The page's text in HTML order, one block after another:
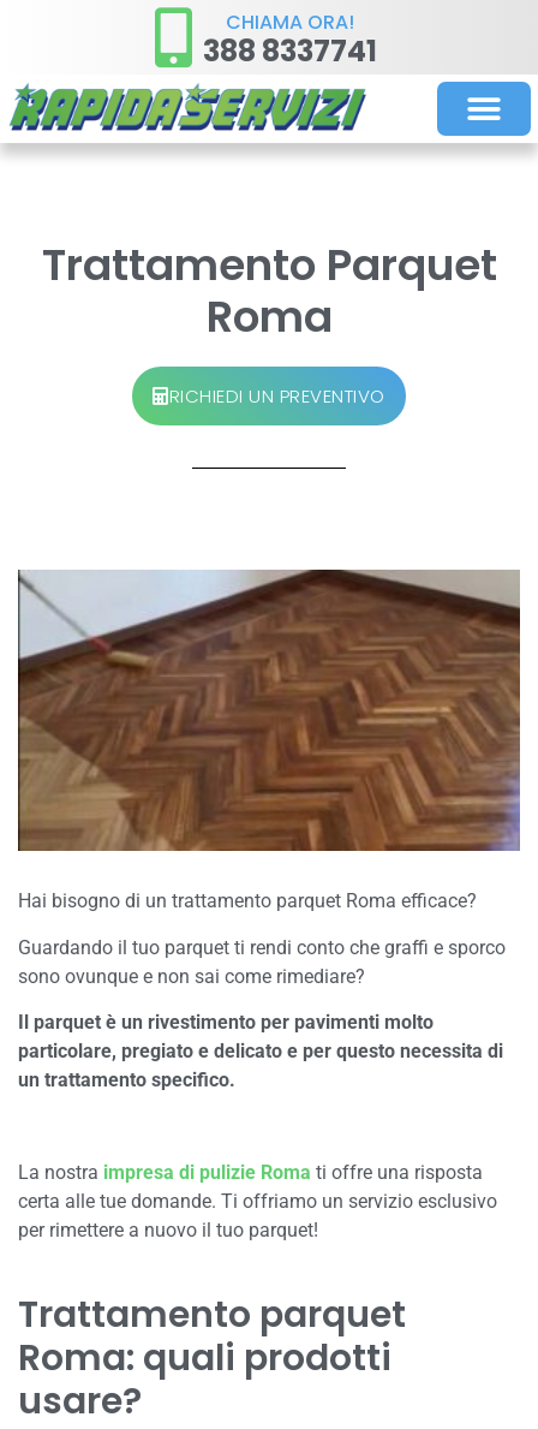
CHIAMA ORA!
388 8337741
Trattamento Parquet
Roma
RICHIEDI UN PREVENTIVO
Hai bisogno di un trattamento parquet Roma efficace?
Guardando il tuo parquet ti rendi conto che graffi e sporco
sono ovunque e non sai come rimediare?
Il parquet è un rivestimento per pavimenti molto
particolare, pregiato e delicato e per questo necessita di
un trattamento specifico.
La nostra impresa di pulizie Roma ti offre una risposta
certa alle tue domande. Ti offriamo un servizio esclusivo
per rimettere a nuovo il tuo parquet!
Trattamento parquet
Roma: quali prodotti
usare?